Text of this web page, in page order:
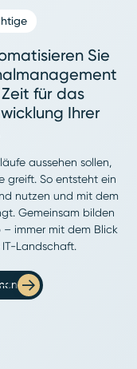
Sie
für das
Ihrer
aussehen sollen,
greift. So entsteht ein
nutzen und mit dem
Gemeinsam bilden
immer mit dem Blick
Landschaft.